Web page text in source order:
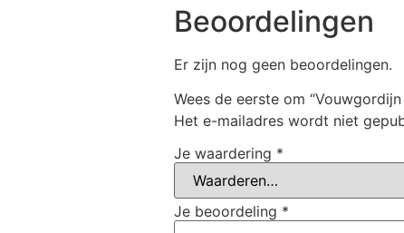
Beoordelingen
Er zijn nog geen beoordelingen.
Wees de eerste om
Het e-mailadres wordt niet
Je waardering *
Je beoordeling *